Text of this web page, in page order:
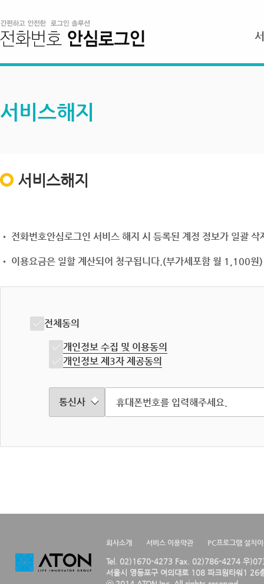
서비스해지
서비스해지
• 전화번호안심로그인 서비스 해지 시 등록된 계정 정보가 일괄
• 이용요금은 일할 계산되어 청구됩니다.(부가세포함 월 1,100원)
전체동의
개인정보 수집 및 이용동의
개인정보 제3자 제공동의
회사소개 서비스 이용약관 PC프로그램 설치
Tel. 02)1670-4273 Fax. 02)786-4274 우
서울시 영등포구 여의대로 108 파크원타워1 26